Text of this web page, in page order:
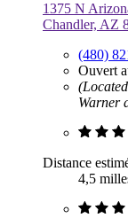
1375 N
Chandler, AZ
(480)
Ouvert
Warner
Distance
4,5